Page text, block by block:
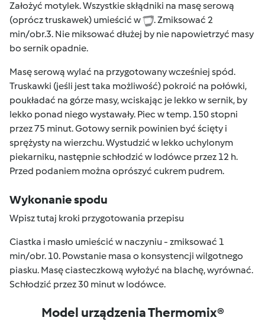
Założyć motylek. Wszystkie skłądniki na masę serową
(oprócz truskawek) umieścić w
. Zmiksować 2
min/obr.3. Nie miksować dłużej by nie napowietrzyć masy
bo sernik opadnie.
Masę serową wylać na przygotowany wcześniej spód.
Truskawki (jeśli jest taka możliwość) pokroić na połówki,
poukładać na górze masy, wciskając je lekko w sernik, by
lekko ponad niego wystawały. Piec w temp. 150 stopni
przez 75 minut. Gotowy sernik powinien być ścięty i
sprężysty na wierzchu. Wystudzić w lekko uchylonym
piekarniku, następnie schłodzić w lodówce przez 12 h.
Przed podaniem można oprószyć cukrem pudrem.
Wykonanie spodu
Wpisz tutaj kroki przygotowania przepisu
Ciastka i masło umieścić w naczyniu - zmiksować 1
min/obr. 10. Powstanie masa o konsystencji wilgotnego
piasku. Masę ciasteczkową wyłożyć na blachę, wyrównać.
Schłodzić przez 30 minut w lodówce.
Model urządzenia Thermomix®